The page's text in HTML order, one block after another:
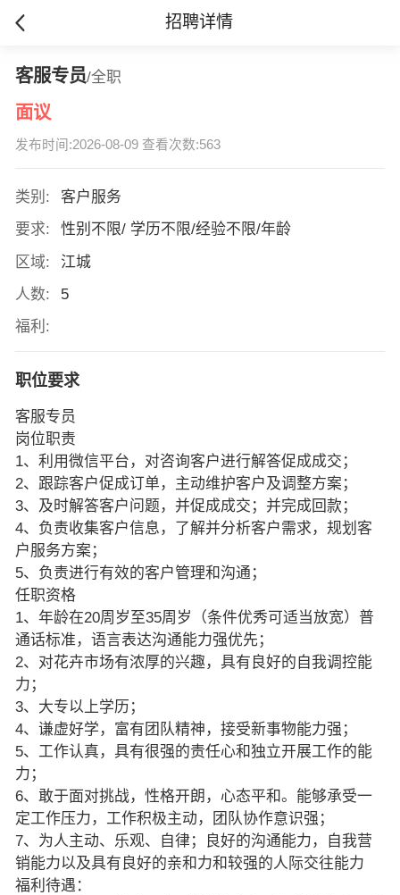
招聘详情
客服专员/全职
面议
发布时间:2026-08-09 查看次数:563
类别:
客户服务
要求:
性别不限/ 学历不限/经验不限/年龄
区域:
江城
人数:
5
福利:
职位要求
客服专员
岗位职责
1、利用微信平台，对咨询客户进行解答促成成交；
2、跟踪客户促成订单，主动维护客户及调整方案；
3、及时解答客户问题，并促成成交；并完成回款；
4、负责收集客户信息，了解并分析客户需求，规划客
户服务方案；
5、负责进行有效的客户管理和沟通；
任职资格
1、年龄在20周岁至35周岁（条件优秀可适当放宽）普
通话标准，语言表达沟通能力强优先；
2、对花卉市场有浓厚的兴趣，具有良好的自我调控能
力；
3、大专以上学历；
4、谦虚好学，富有团队精神，接受新事物能力强；
5、工作认真，具有很强的责任心和独立开展工作的能
力；
6、敢于面对挑战，性格开朗，心态平和。能够承受一
定工作压力，工作积极主动，团队协作意识强；
7、为人主动、乐观、自律；良好的沟通能力，自我营
销能力以及具有良好的亲和力和较强的人际交往能力
福利待遇：